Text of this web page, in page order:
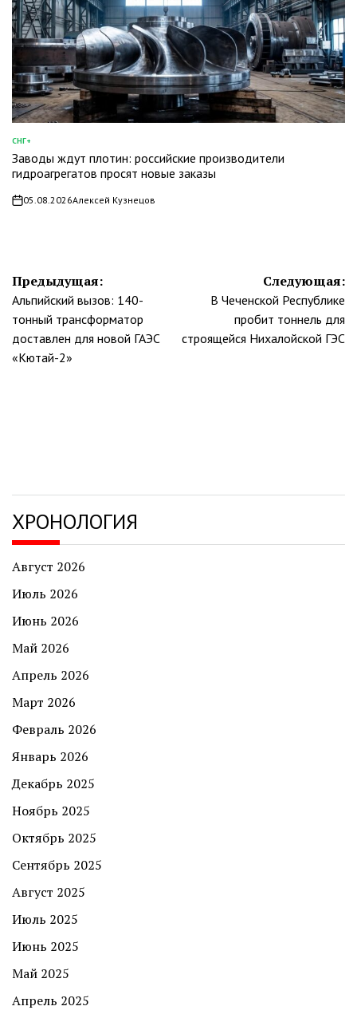
ОПУБЛИКОВАНО
В
СНГ+
Заводы ждут плотин: российские производители
гидроагрегатов просят новые заказы
on05.08.2026Алексей Кузнецов
Навигация
по
записям
Предыдущая:
Альпийский вызов: 140-
тонный трансформатор
доставлен для новой ГАЭС
«Кютай-2»
Следующая:
В Чеченской Республике
пробит тоннель для
строящейся Нихалойской ГЭС
ХРОНОЛОГИЯ
Август 2026
Июль 2026
Июнь 2026
Май 2026
Апрель 2026
Март 2026
Февраль 2026
Январь 2026
Декабрь 2025
Ноябрь 2025
Октябрь 2025
Сентябрь 2025
Август 2025
Июль 2025
Июнь 2025
Май 2025
Апрель 2025